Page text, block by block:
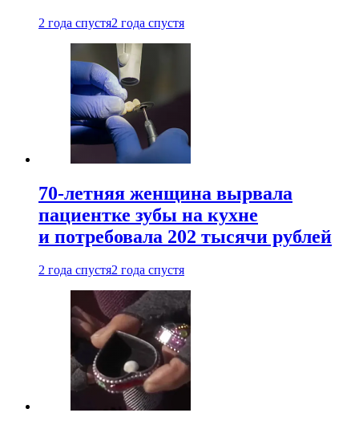
2 года спустя2 года спустя
70-летняя женщина вырвала
пациентке зубы на кухне
и потребовала 202 тысячи рублей
2 года спустя2 года спустя